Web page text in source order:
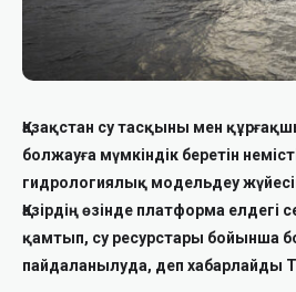
Қазақстан су тасқыны мен
болжауға мүмкіндік беретін
гидрологиялық модельдеу
Қазірдің өзінде платформа елдегі
қамтып, су ресурстары бойынша
пайдаланылуда, деп хабарлайды